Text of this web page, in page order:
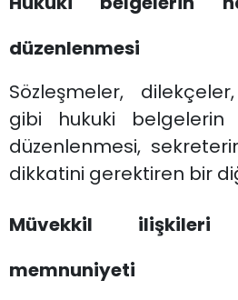
düzenlenmesi
Sözleşmeler,
gibi hukuki belgelerin
düzenlenmesi,
dikkatini gerektiren bir
Müvekkil
memnuniyeti